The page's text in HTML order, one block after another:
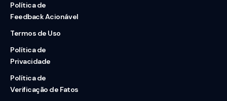
Política de
Feedback Acionável
Termos de Uso
Política de
Privacidade
Política de
Verificação de Fatos